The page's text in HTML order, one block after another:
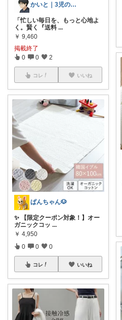
かいと｜3児の父・お買い得商品分析のプロ
「忙しい毎日を、もっと心地よ
く。賢く『送料 ...
￥ 9,460
掲載終了
0 0 2
コレ いいね
ぱんちゃん🐶
✨ 【限定クーポン対象！】オー
ガニックコッ ...
￥ 4,950
0 0 0
コレ いいね